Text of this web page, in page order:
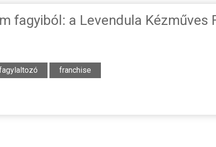
fagyiból: a Levendula Kézműves
franchise